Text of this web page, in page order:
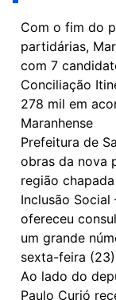
Com o fim do
partidárias,
com 7
Conciliação
278 mil em
Maranhense
Prefeitura de
obras da nova
região chapada
Inclusão Social
ofereceu
um grande
sexta-feira (23)
Ao lado do
Paulo Curió